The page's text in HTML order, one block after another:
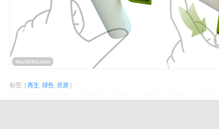
标签: [ 再生, 绿色, 资源 ]